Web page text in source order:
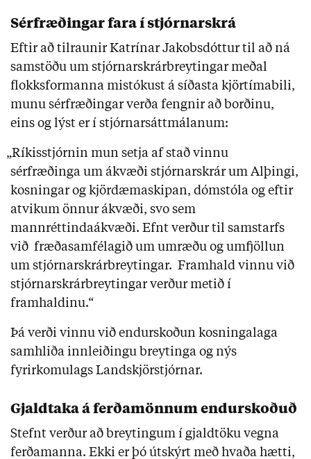
Sérfræðingar fara í stjórnarskrá
Eftir að tilraunir Katrínar Jakobsdóttur til að ná
samstöðu um stjórnarskrárbreytingar meðal
flokksformanna mistókust á síðasta kjörtímabili,
munu sérfræðingar verða fengnir að borðinu,
eins og lýst er í stjórnarsáttmálanum:
„Ríkisstjórnin mun setja af stað vinnu
sérfræðinga um ákvæði stjórnarskrár um Alþingi,
kosningar og kjördæmaskipan, dómstóla og eftir
atvikum önnur ákvæði, svo sem
mannréttindaákvæði. Efnt verður til samstarfs
við fræðasamfélagið um umræðu og umfjöllun
um stjórnarskrárbreytingar. Framhald vinnu við
stjórnarskrárbreytingar verður metið í
framhaldinu.“
Þá verði vinnu við endurskoðun kosningalaga
samhliða innleiðingu breytinga og nýs
fyrirkomulags Landskjörstjórnar.
Gjaldtaka á ferðamönnum endurskoðuð
Stefnt verður að breytingum í gjaldtöku vegna
ferðamanna. Ekki er þó útskýrt með hvaða hætti,